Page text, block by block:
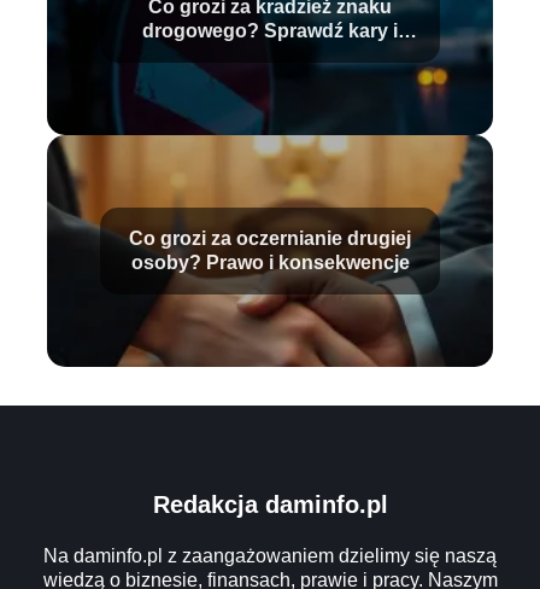
Co grozi za kradzież znaku
drogowego? Sprawdź kary i
Co grozi za oczernianie drugiej
osoby? Prawo i konsekwencje
Redakcja daminfo.pl
Na daminfo.pl z zaangażowaniem dzielimy się naszą
wiedzą o biznesie, finansach, prawie i pracy. Naszym